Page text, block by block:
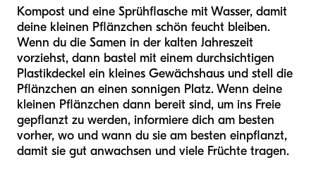
Kompost und eine Sprühflasche mit Wasser, damit
deine kleinen Pflänzchen schön feucht bleiben.
Wenn du die Samen in der kalten Jahreszeit
vorziehst, dann bastel mit einem durchsichtigen
Plastikdeckel ein kleines Gewächshaus und stell die
Pflänzchen an einen sonnigen Platz. Wenn deine
kleinen Pflänzchen dann bereit sind, um ins Freie
gepflanzt zu werden, informiere dich am besten
vorher, wo und wann du sie am besten einpflanzt,
damit sie gut anwachsen und viele Früchte tragen.